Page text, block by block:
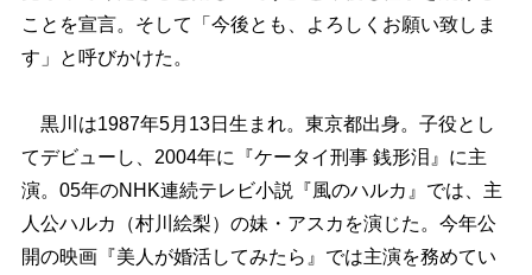
ことを宣言。そして「今後とも、よろしくお願い致しま
す」と呼びかけた。
黒川は1987年5月13日生まれ。東京都出身。子役とし
てデビューし、2004年に『ケータイ刑事 銭形泪』に主
演。05年のNHK連続テレビ小説『風のハルカ』では、主
人公ハルカ（村川絵梨）の妹・アスカを演じた。今年公
開の映画『美人が婚活してみたら』では主演を務めてい